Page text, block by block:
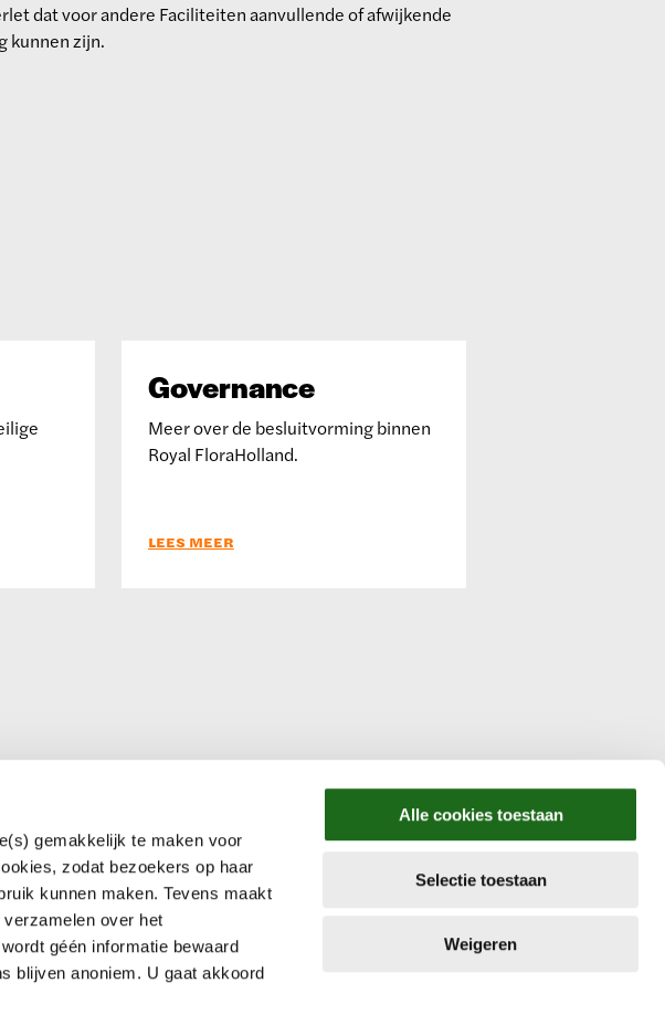
gemakkelijk te maken voor
zodat bezoekers op haar
kunnen maken. Tevens maakt
over het
géén informatie bewaard
blijven anoniem. U gaat akkoord
Alle cookies toestaan
Selectie toestaan
Weigeren
dat voor andere Faciliteiten aanvullende of afwijkende
kunnen zijn.
Governance
Meer over de besluitvorming binnen
Royal FloraHolland.
LEES MEER